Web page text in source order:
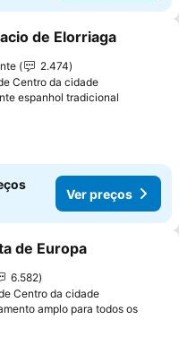
aos favoritos
de Elorriaga
2.474
Centro da cidade
espanhol tradicional
Ver preços
aos favoritos
de Europa
6.582
Centro da cidade
amplo para todos os